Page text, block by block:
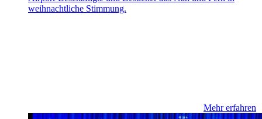
weihnachtliche Stimmung.
Mehr erfahren